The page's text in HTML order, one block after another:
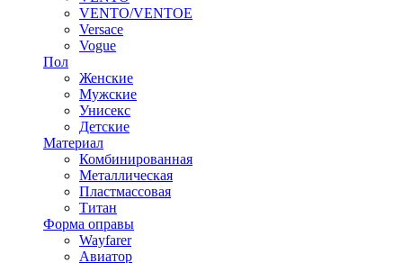
VENTO/VENTOE
Versace
Vogue
Пол
Женские
Мужские
Унисекс
Детские
Материал
Комбинированная
Металлическая
Пластмассовая
Титан
Форма оправы
Wayfarer
Авиатор